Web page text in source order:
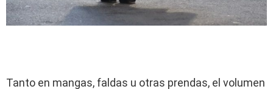
Tanto en mangas, faldas u otras prendas, el volumen